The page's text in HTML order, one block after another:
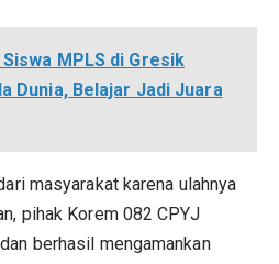
MPLS di Gresik
Dunia, Belajar Jadi Juara
masyarakat karena ulahnya
pihak Korem 082 CPYJ
berhasil mengamankan